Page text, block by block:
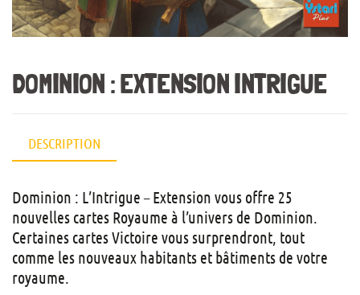
DOMINION : EXTENSION INTRIGUE
DESCRIPTION
Dominion : L’Intrigue – Extension vous offre 25
nouvelles cartes Royaume à l’univers de Dominion.
Certaines cartes Victoire vous surprendront, tout
comme les nouveaux habitants et bâtiments de votre
royaume.